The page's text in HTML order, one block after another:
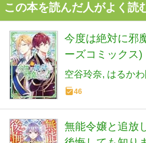
この本を読んだ人がよく読
今度は絶対に邪
ーズコミックス)
空谷玲奈 はるか
46
無能令嬢と追放